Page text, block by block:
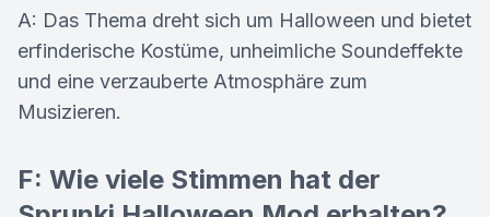
A: Das Thema dreht sich um Halloween und bietet
erfinderische Kostüme, unheimliche Soundeffekte
und eine verzauberte Atmosphäre zum
Musizieren.
F: Wie viele Stimmen hat der